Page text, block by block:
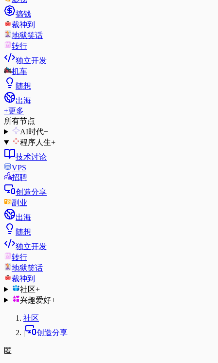
搞钱
裁神到
地狱笑话
转行
独立开发
机车
随想
出海
+更多
所有节点
AI时代+
程序人生+
技术讨论
VPS
招聘
创造分享
副业
出海
随想
独立开发
转行
地狱笑话
裁神到
社区+
兴趣爱好+
社区
|
创造分享
匿